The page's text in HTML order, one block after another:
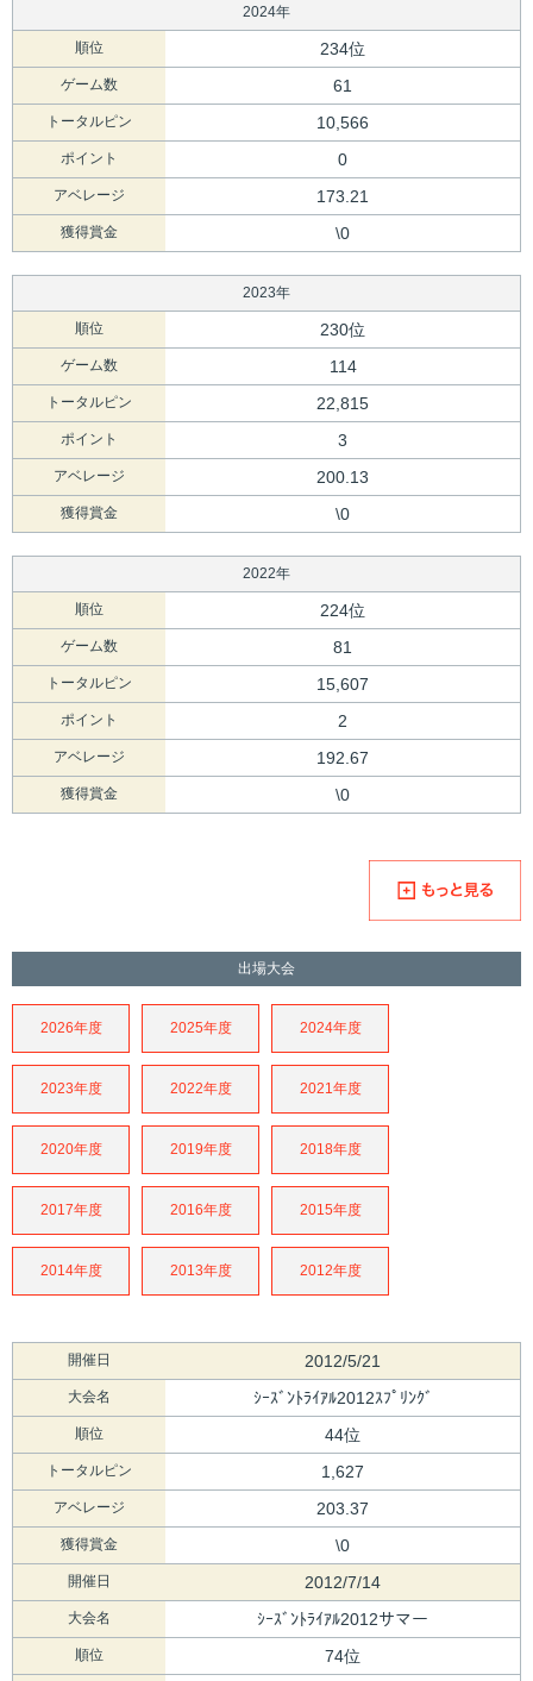
2024年
順位 234位
ゲーム数 61
トータルピン 10,566
ポイント 0
アベレージ 173.21
獲得賞金 \0
2023年
順位 230位
ゲーム数 114
トータルピン 22,815
ポイント 3
アベレージ 200.13
獲得賞金 \0
2022年
順位 224位
ゲーム数 81
トータルピン 15,607
ポイント 2
アベレージ 192.67
獲得賞金 \0
出場大会
2026年度 2025年度 2024年度
2023年度 2022年度 2021年度
2020年度 2019年度 2018年度
2017年度 2016年度 2015年度
2014年度 2013年度 2012年度
開催日 2012/5/21
大会名 ｼｰｽﾞﾝﾄﾗｲｱﾙ2012ｽﾌﾟﾘﾝｸﾞ
順位 44位
トータルピン 1,627
アベレージ 203.37
獲得賞金 \0
開催日 2012/7/14
大会名 ｼｰｽﾞﾝﾄﾗｲｱﾙ2012サマー
順位 74位